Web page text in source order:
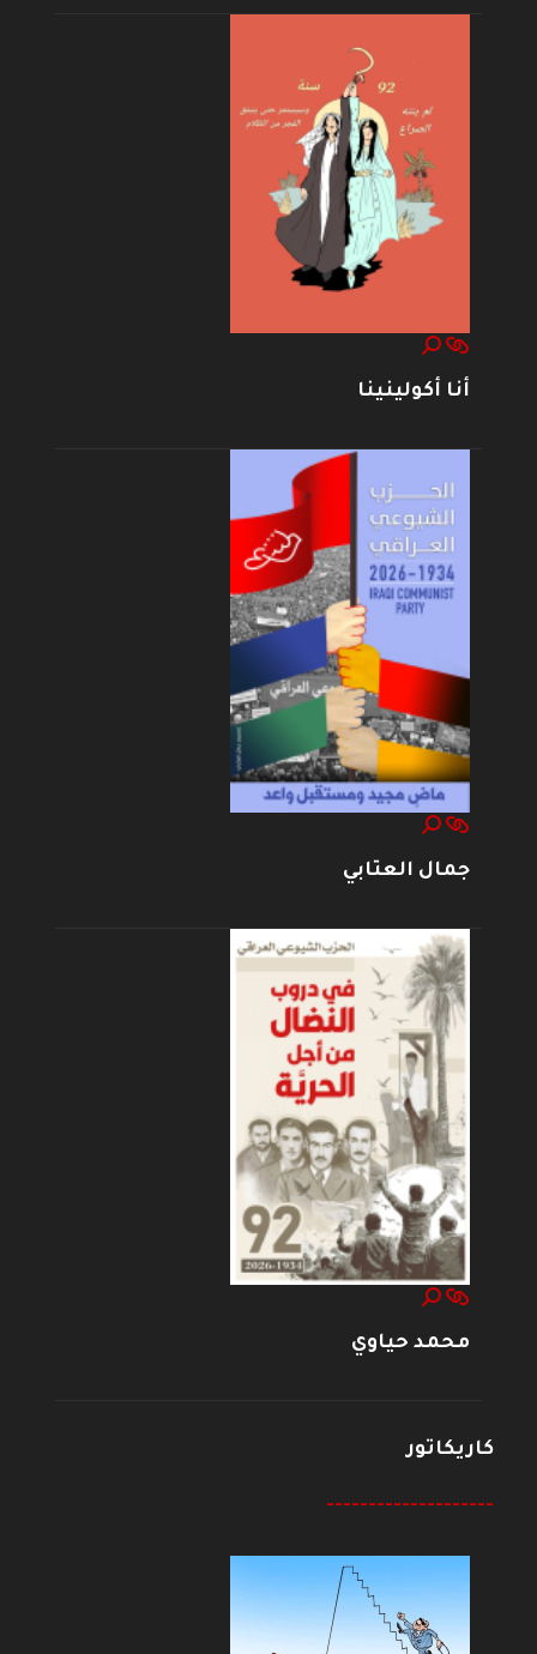
أنا أكولينينا
جمال العتابي
محمد حياوي
كاريكاتور
--------------------